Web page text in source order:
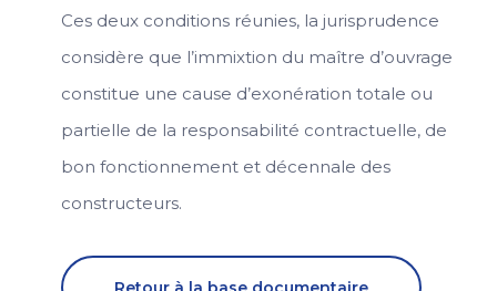
Ces deux conditions réunies, la jurisprudence
considère que l’immixtion du maître d’ouvrage
constitue une cause d’exonération totale ou
partielle de la responsabilité contractuelle, de
bon fonctionnement et décennale des
constructeurs.